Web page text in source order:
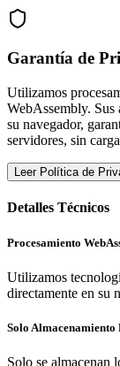
Garantía de
Utilizamos
WebAssembly. Sus
su navegador,
servidores, sin
Leer Política de
Detalles Técnicos
Procesamiento
Utilizamos
directamente en su
Solo Almacenamiento
Solo se almacenan